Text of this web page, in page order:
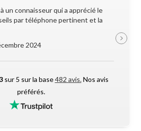
un connaisseur qui a apprécié le
par téléphone pertinent et la
2024
sur 5 sur la base482 avis.Nos avis
préférés.